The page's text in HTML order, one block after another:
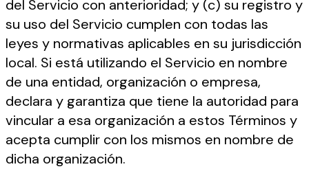
del Servicio con anterioridad; y (c) su registro y
su uso del Servicio cumplen con todas las
leyes y normativas aplicables en su jurisdicción
local. Si está utilizando el Servicio en nombre
de una entidad, organización o empresa,
declara y garantiza que tiene la autoridad para
vincular a esa organización a estos Términos y
acepta cumplir con los mismos en nombre de
dicha organización.